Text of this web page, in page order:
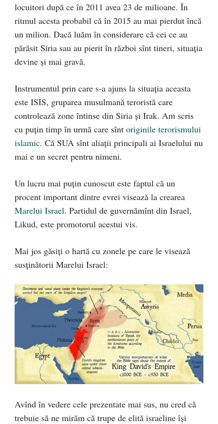
locuitori după ce în 2011 avea 23 de milioane. În
ritmul acesta probabil că în 2015 au mai pierdut încă
un milion. Dacă luăm în considerare că cei ce au
părăsit Siria sau au pierit în război sînt tineri, situația
devine și mai gravă.
Instrumentul prin care s-a ajuns la situația aceasta
este ISIS, gruparea musulmană teroristă care
controlează zone întinse din Siria și Irak. Am scris
cu puțin timp în urmă care sînt originile terorismului
islamic. Că SUA sînt aliații principali ai Israelului nu
mai e un secret pentru nimeni.
Un lucru mai puțin cunoscut este faptul că un
procent important dintre evrei visează la crearea
Marelui Israel. Partidul de guvernămînt din Israel,
Likud, este promotorul acestui vis.
Mai jos găsiți o hartă cu zonele pe care le visează
susținătorii Marelui Israel:
Avînd în vedere cele prezentate mai sus, nu cred că
trebuie să ne mirăm că trupe de elită israeline își